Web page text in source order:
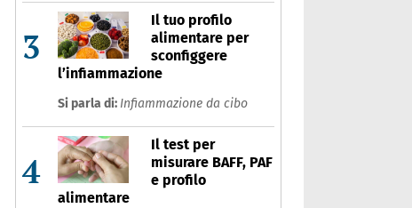
3
Il tuo profilo
alimentare per
sconfiggere
l’infiammazione
Si parla di: Infiammazione da cibo
4
Il test per
misurare BAFF, PAF
e profilo
alimentare